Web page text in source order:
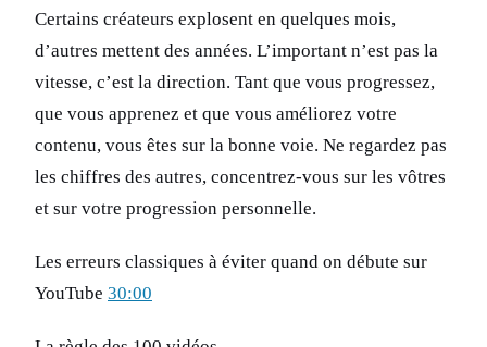
Certains créateurs explosent en quelques mois,
d’autres mettent des années. L’important n’est pas la
vitesse, c’est la direction. Tant que vous progressez,
que vous apprenez et que vous améliorez votre
contenu, vous êtes sur la bonne voie. Ne regardez pas
les chiffres des autres, concentrez-vous sur les vôtres
et sur votre progression personnelle.
Les erreurs classiques à éviter quand on débute sur
YouTube 30:00